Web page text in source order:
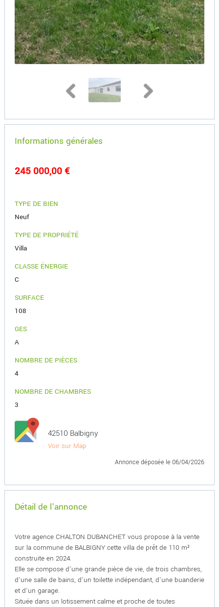
Informations générales
245 000,00 €
TYPE DE BIEN
Neuf
TYPE DE PROPRIÉTÉ
Villa
CLASSE ÉNERGIE
C
SURFACE
108
GES
A
NOMBRE DE PIÈCES
4
NOMBRE DE CHAMBRES
3
42510 Balbigny
Voir sur Map
Annonce déposée le 06/04/2026
Détail de l'annonce
Votre agence CHALTON DUBANCHET vous propose à la vente
sur la commune de BALBIGNY cette villa de prêt de 110 m²
construite en 2024.
Elle se compose d'une grande pièce de vie, de trois chambres,
d'une salle de bains, d'un toilette indépendant, d'une buanderie
et d'un garage.
Située dans un lotissement calme et proche de toutes